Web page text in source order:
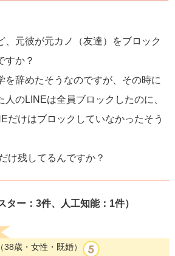
、元彼が元カノ（友達）をブロック
すか？
を辞めたそうなのですが、その時に
人のLINEは全員ブロックしたのに、
だけはブロックしていなかったそう
け残してるんですか？
ター：3件、人工知能：1件）
（38歳・女性・既婚）